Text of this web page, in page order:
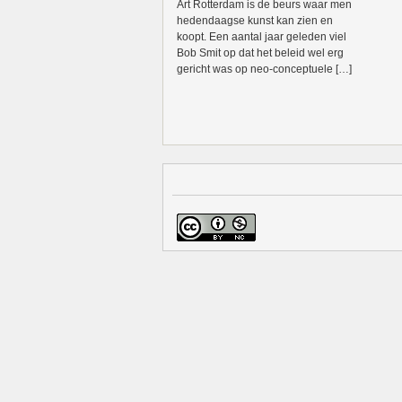
Art Rotterdam is de beurs waar men
hedendaagse kunst kan zien en
koopt. Een aantal jaar geleden viel
Bob Smit op dat het beleid wel erg
gericht was op neo-conceptuele […]